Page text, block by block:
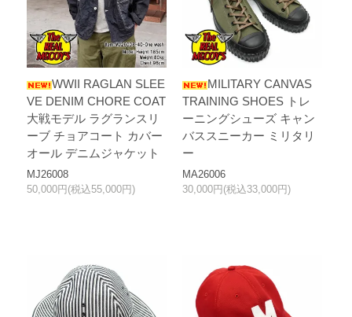
WWII RAGLAN SLEE
VE DENIM CHORE COAT
大戦モデル ラグランスリ
ーブ チョアコート カバー
オール デニムジャケット
MJ26008
50,000円(税込55,000円)
MILITARY CANVAS
TRAINING SHOES トレ
ーニングシューズ キャン
バススニーカー ミリタリ
ー
MA26006
30,000円(税込33,000円)